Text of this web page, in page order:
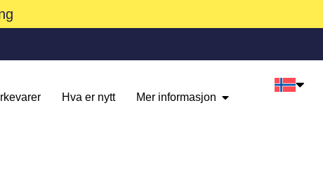
Hva er nytt Mer informasjon